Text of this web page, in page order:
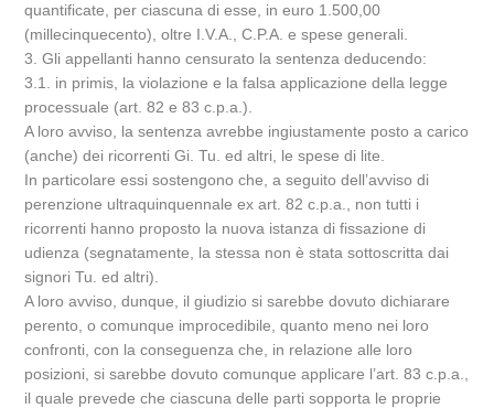
quantificate, per ciascuna di esse, in euro 1.500,00
(millecinquecento), oltre I.V.A., C.P.A. e spese generali.
3. Gli appellanti hanno censurato la sentenza deducendo:
3.1. in primis, la violazione e la falsa applicazione della legge
processuale (art. 82 e 83 c.p.a.).
A loro avviso, la sentenza avrebbe ingiustamente posto a carico
(anche) dei ricorrenti Gi. Tu. ed altri, le spese di lite.
In particolare essi sostengono che, a seguito dell’avviso di
perenzione ultraquinquennale ex art. 82 c.p.a., non tutti i
ricorrenti hanno proposto la nuova istanza di fissazione di
udienza (segnatamente, la stessa non è stata sottoscritta dai
signori Tu. ed altri).
A loro avviso, dunque, il giudizio si sarebbe dovuto dichiarare
perento, o comunque improcedibile, quanto meno nei loro
confronti, con la conseguenza che, in relazione alle loro
posizioni, si sarebbe dovuto comunque applicare l’art. 83 c.p.a.,
il quale prevede che ciascuna delle parti sopporta le proprie